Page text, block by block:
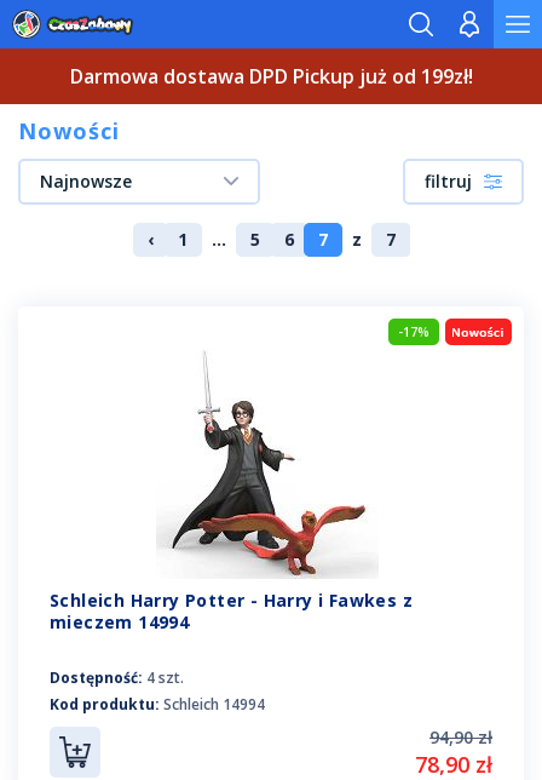
Darmowa dostawa DPD Pickup już od 199zł!
Nowości
Najnowsze filtruj
‹ 1 ... 5 6 7 z 7
-17%
Schleich Harry Potter - Harry i Fawkes z
mieczem 14994
Dostępność: 4 szt.
Kod produktu: Schleich 14994
94,90 zł
78,90 zł